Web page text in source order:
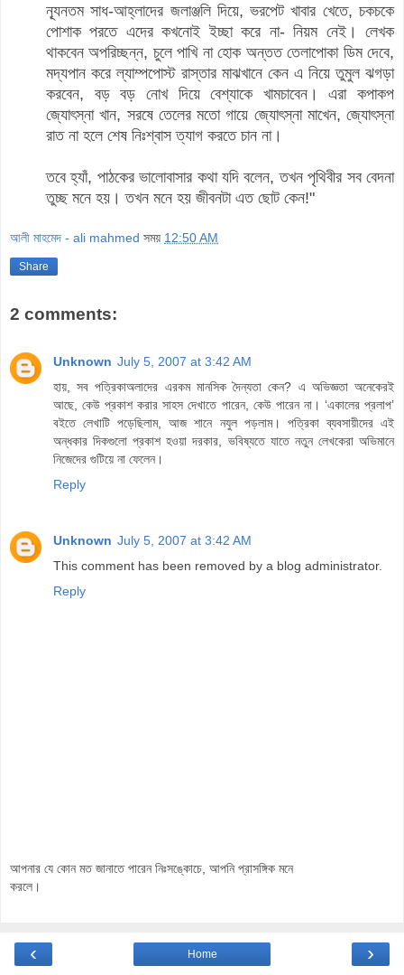
ন্যূনতম সাধ-আহ্লাদের জলাঞ্জলি দিয়ে, ভরপেট খাবার খেতে, চকচকে
পোশাক পরতে এদের কখনোই ইচ্ছা করে না- নিয়ম নেই। লেখক
থাকবেন অপরিচ্ছন্ন, চুলে পাখি না হোক অন্তত তেলাপোকা ডিম দেবে,
মদ্যপান করে ল্যাম্পপোস্ট রাস্তার মাঝখানে কেন এ নিয়ে তুমুল ঝগড়া
করবেন, বড় বড় নোখ দিয়ে বেশ্যাকে খামচাবেন। এরা কপাকপ
জ্যোৎস্না খান, সরষে তেলের মতো গায়ে জ্যোৎস্না মাখেন, জ্যোৎস্না
রাত না হলে শেষ নিঃশ্বাস ত্যাগ করতে চান না।
তবে হ্যাঁ, পাঠকের ভালোবাসার কথা যদি বলেন, তখন পৃথিবীর সব বেদনা
তুচ্ছ মনে হয়। তখন মনে হয় জীবনটা এত ছোট কেন!"
আলী মাহমেদ - ali mahmed সময় 12:50 AM
Share
2 comments:
Unknown July 5, 2007 at 3:42 AM
হায়, সব পত্রিকাঅলাদের এরকম মানসিক দৈন্যতা কেন? এ অভিজ্ঞতা অনেকেরই
আছে, কেউ প্রকাশ করার সাহস দেখাতে পারেন, কেউ পারেন না। ‘একালের প্রলাপ’
বইতে লেখাটি পড়েছিলাম, আজ শানে নযুল পড়লাম। পত্রিকা ব্যবসায়ীদের এই
অন্ধকার দিকগুলো প্রকাশ হওয়া দরকার, ভবিষ্যতে যাতে নতুন লেখকেরা অভিমানে
নিজেদের গুটিয়ে না ফেলেন।
Reply
Unknown July 5, 2007 at 3:42 AM
This comment has been removed by a blog administrator.
Reply
আপনার যে কোন মত জানাতে পারেন নিঃসঙ্কোচে, আপনি প্রাসঙ্গিক মনে
করলে।
‹ ›
Home